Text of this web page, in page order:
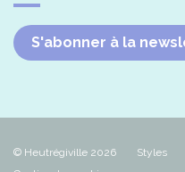
S'abonner à la
© Heutrégiville 2026 Styles